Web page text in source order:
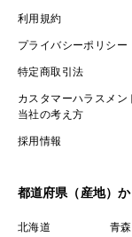
利用規約
プライバシーポリシー
特定商取引法
カスタマーハラスメン
当社の考え方
採用情報
都道府県（産地）
北海道 青